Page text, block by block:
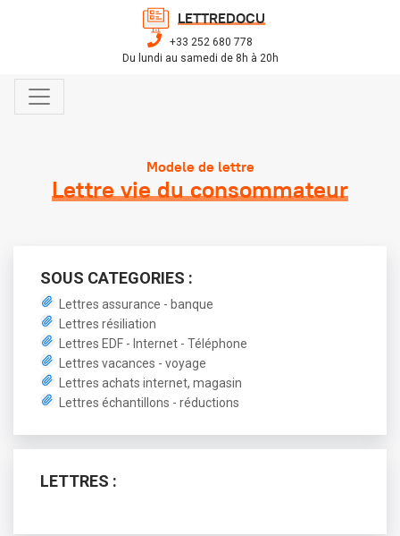
LETTREDOCU
+33 252 680 778
Du lundi au samedi de 8h à 20h
Modele de lettre
Lettre vie du consommateur
SOUS CATEGORIES :
Lettres assurance - banque
Lettres résiliation
Lettres EDF - Internet - Téléphone
Lettres vacances - voyage
Lettres achats internet, magasin
Lettres échantillons - réductions
LETTRES :